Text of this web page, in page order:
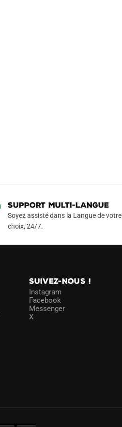
SUPPORT MULTI-LANGUE
Soyez assisté dans la Langue de votre
choix, 24/7.
SUIVEZ-NOUS !
Instagram
Facebook
Messenger
X